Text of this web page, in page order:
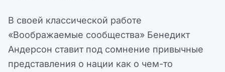
В своей классической работе
«Воображаемые сообщества» Бенедикт
Андерсон ставит под сомнение привычные
представления о нации как о чем-то